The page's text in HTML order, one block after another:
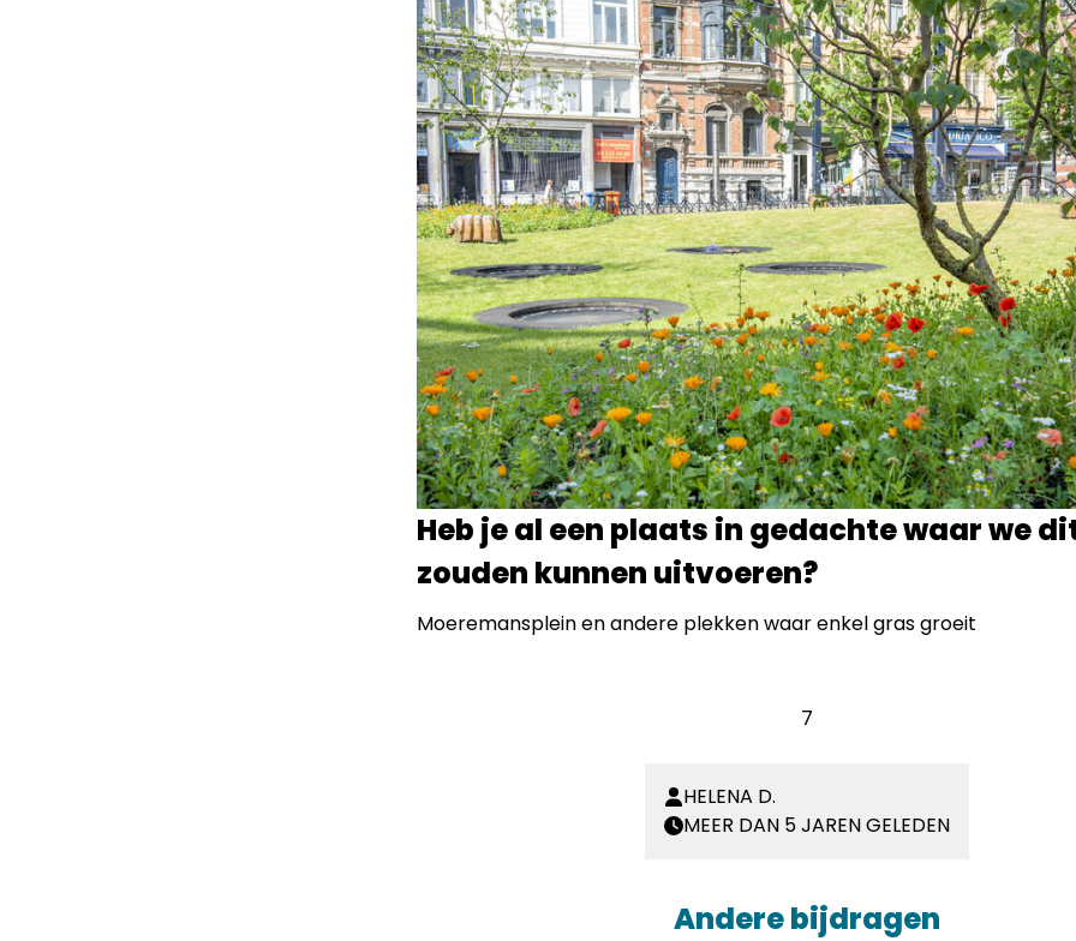
Heb je al een plaats in gedachte waar we
zouden kunnen uitvoeren?
Moeremansplein en andere plekken waar enkel gras groeit
7
HELENA D.
MEER DAN 5 JAREN GELEDEN
Andere bijdragen